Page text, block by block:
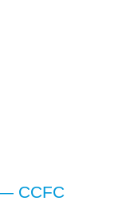
CCFC